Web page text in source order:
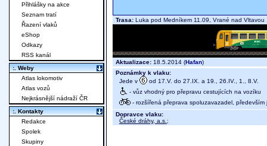
Trasa: Luka pod Medníkem 11.09, Vrané nad
Aktualizace: 18.5.2014 (Hafan)
Poznámky k vlaku:
Jede v
od 17.V. do 27.IX. a 19., 26.IV., 1., 8.V.
- vůz vhodný pro přepravu cestujících na vozíku
- rozšířená přeprava spoluzavazadel, především
Dopravce vlaku:
České dráhy, a.s. ;
Přihlášky na akce
Seznam tratí
Řazení vlaků
eShop
Odkazy
RSS kanál
:. Weby
Atlas lokomotiv
Atlas vozů
Nejkrásnější nádraží ČR
:. Kontakty
Redakce
Spolek
Skupiny